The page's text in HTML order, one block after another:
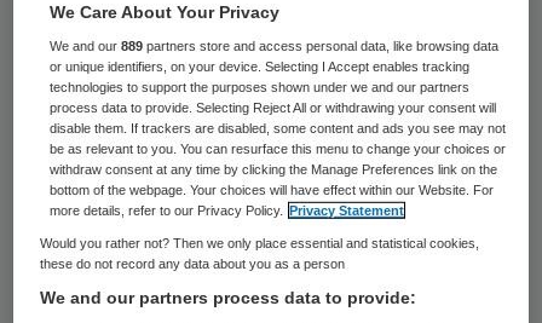
verwacht, dus 5 procent extra. Dit heeft
waarschijnlijk te maken met de warmte in
de maand juni.
Begin april was er ook nog sprake van een
griepepidemie en ook corona is nog niet
geweken.
We Care About Your Privacy
We and our889 partners store and access personal data, like browsing data
or unique identifiers, on your device. Selecting I Accept enables tracking
technologies to support the purposes shown under we and our partners
process data to provide. Selecting Reject All or withdrawing your consent will
disable them. If trackers are disabled, some content and ads you see may not
be as relevant to you. You can resurface this menu to change your choices or
withdraw consent at any time by clicking the Manage Preferences link on the
bottom of the webpage. Your choices will have effect within our Website. For
more details, refer to our Privacy Policy.
Privacy Statement
Would you rather not? Then we only place essential and statistical cookies,
these do not record any data about you as a person
We and our partners process data to provide: